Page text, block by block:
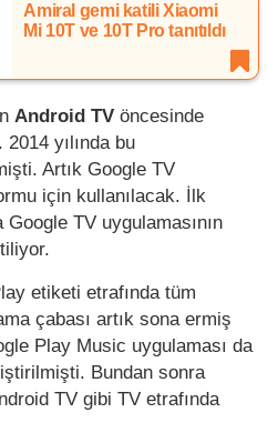
Amiral gemi katili Xiaomi
Mi 10T ve 10T Pro tanıtıldı
Android TV öncesinde
yılında bu
Artık Google TV
için kullanılacak. İlk
TV uygulamasının
etiketi etrafında tüm
çabası artık sona ermiş
Play Music uygulaması da
Bundan sonra
TV gibi TV etrafında